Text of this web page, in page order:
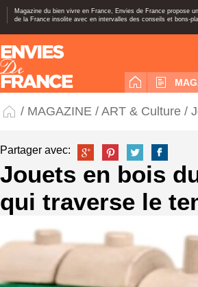
Magazine du bien vivre en France, Envies de France propose
de la France insolite avec en intervalles des conseils et bons-
/ MAGAZINE / ART & Culture /
Partager avec:
Jouets en bois
qui traverse le